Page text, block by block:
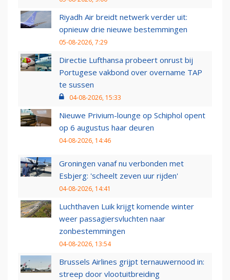
Riyadh Air breidt netwerk verder uit:
opnieuw drie nieuwe bestemmingen
05-08-2026, 7:29
Directie Lufthansa probeert onrust bij
Portugese vakbond over overname TAP
te sussen
04-08-2026, 15:33
Nieuwe Privium-lounge op Schiphol opent
op 6 augustus haar deuren
04-08-2026, 14:46
Groningen vanaf nu verbonden met
Esbjerg: 'scheelt zeven uur rijden'
04-08-2026, 14:41
Luchthaven Luik krijgt komende winter
weer passagiersvluchten naar
zonbestemmingen
04-08-2026, 13:54
Brussels Airlines grijpt ternauwernood in:
streep door vlootuitbreiding